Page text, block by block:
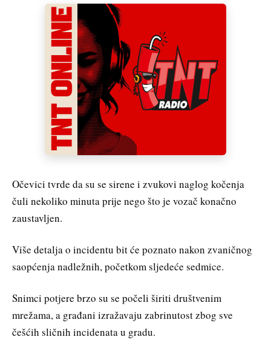
Očevici tvrde da su se sirene i zvukovi naglog kočenja
čuli nekoliko minuta prije nego što je vozač konačno
zaustavljen.
Više detalja o incidentu bit će poznato nakon zvaničnog
saopćenja nadležnih, početkom sljedeće sedmice.
Snimci potjere brzo su se počeli širiti društvenim
mrežama, a građani izražavaju zabrinutost zbog sve
češćih sličnih incidenata u gradu.